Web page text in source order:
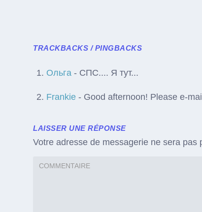
TRACKBACKS / PINGBACKS
Ольга - СПС.... Я тут...
Frankie - Good afternoon! Please e-
LAISSER UNE RÉPONSE
Votre adresse de messagerie ne sera pas